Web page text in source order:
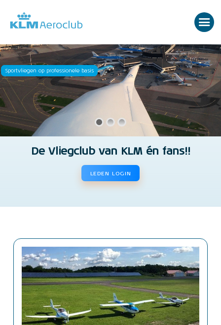
Sportvliegen op professionele basis
De Vliegclub van KLM én fans!!
LEDEN LOGIN